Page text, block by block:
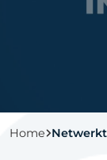
Home